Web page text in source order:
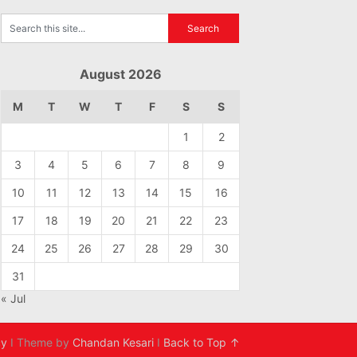
August 2026
M T W T F S S
1 2
3 4 5 6 7 8 9
10 11 12 13 14 15 16
17 18 19 20 21 22 23
24 25 26 27 28 29 30
31
« Jul
I Theme by Chandan Kesari I Back to Top ↑